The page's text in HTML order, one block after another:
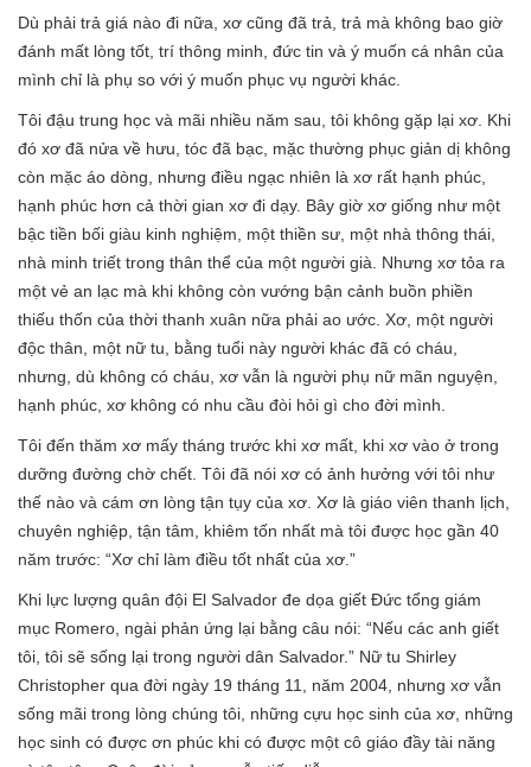
Dù phải trả giá nào đi nữa, xơ cũng đã trả, trả mà không bao giờ
đánh mất lòng tốt, trí thông minh, đức tin và ý muốn cá nhân của
mình chỉ là phụ so với ý muốn phục vụ người khác.
Tôi đậu trung học và mãi nhiều năm sau, tôi không gặp lại xơ. Khi
đó xơ đã nửa về hưu, tóc đã bạc, mặc thường phục giản dị không
còn mặc áo dòng, nhưng điều ngạc nhiên là xơ rất hạnh phúc,
hạnh phúc hơn cả thời gian xơ đi dạy. Bây giờ xơ giống như một
bậc tiền bối giàu kinh nghiệm, một thiền sư, một nhà thông thái,
nhà minh triết trong thân thể của một người già. Nhưng xơ tỏa ra
một vẻ an lạc mà khi không còn vướng bận cảnh buồn phiền
thiếu thốn của thời thanh xuân nữa phải ao ước. Xơ, một người
độc thân, một nữ tu, bằng tuổi này người khác đã có cháu,
nhưng, dù không có cháu, xơ vẫn là người phụ nữ mãn nguyện,
hạnh phúc, xơ không có nhu cầu đòi hỏi gì cho đời mình.
Tôi đến thăm xơ mấy tháng trước khi xơ mất, khi xơ vào ở trong
dưỡng đường chờ chết. Tôi đã nói xơ có ảnh hưởng với tôi như
thế nào và cám ơn lòng tận tụy của xơ. Xơ là giáo viên thanh lịch,
chuyên nghiệp, tận tâm, khiêm tốn nhất mà tôi được học gần 40
năm trước: “Xơ chỉ làm điều tốt nhất của xơ.”
Khi lực lượng quân đội El Salvador đe dọa giết Đức tổng giám
mục Romero, ngài phản ứng lại bằng câu nói: “Nếu các anh giết
tôi, tôi sẽ sống lại trong người dân Salvador.” Nữ tu Shirley
Christopher qua đời ngày 19 tháng 11, năm 2004, nhưng xơ vẫn
sống mãi trong lòng chúng tôi, những cựu học sinh của xơ, những
học sinh có được ơn phúc khi có được một cô giáo đầy tài năng